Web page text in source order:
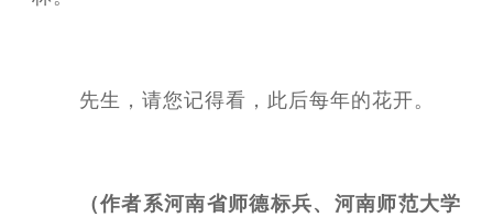
先生，请您记得看，此后每年的花开。
（作者系河南省师德标兵、河南师范大学